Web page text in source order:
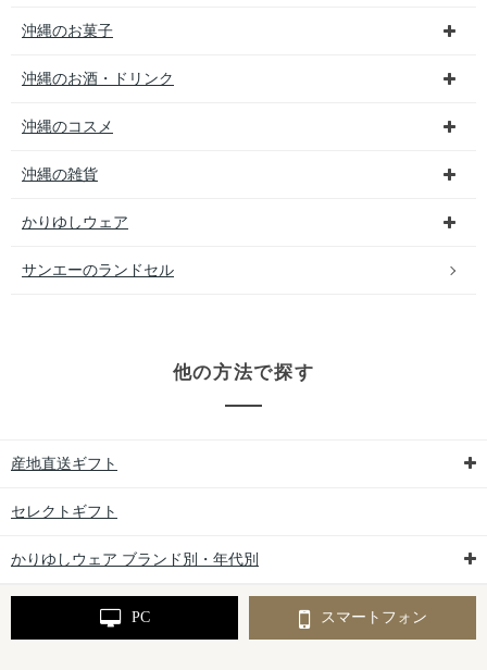
沖縄のお菓子
沖縄のお酒・ドリンク
沖縄のコスメ
沖縄の雑貨
かりゆしウェア
サンエーのランドセル
他の方法で探す
産地直送ギフト
セレクトギフト
かりゆしウェア ブランド別・年代別
PC スマートフォン